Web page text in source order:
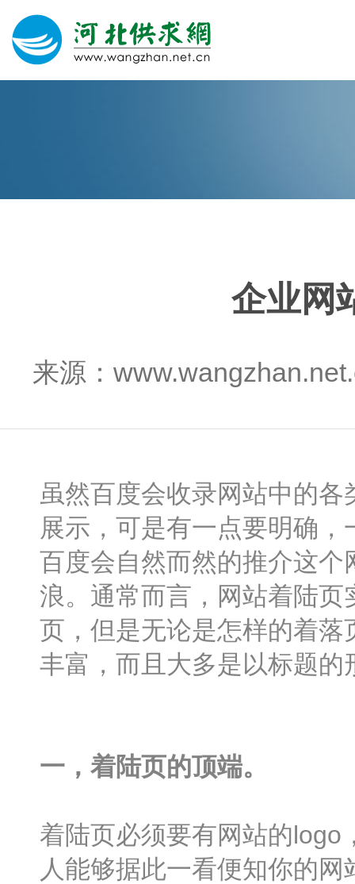
企业网
来源：
虽然百度会收录网站中的
展示，可是有一点要明确
百度会自然而然的推介这
浪。通常而言，网站着陆
页，但是无论是怎样的着
丰富，而且大多是以标题
一，着陆页的顶端。
着陆页必须要有网站的logo
人能够据此一看便知你的